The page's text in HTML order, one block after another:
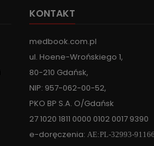
KONTAKT
medbook.com.pl
ul. Hoene-Wrońskiego 1,
80-210 Gdańsk,
NIP: 957-062-00-52,
PKO BP S.A. O/Gdańsk
27 1020 1811 0000 0102 0017 9390
e-doręczenia: AE:PL-32993-